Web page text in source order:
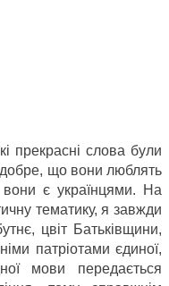
прекрасні слова були
що вони люблять
є українцями. На
тематику, я завжди
цвіт Батьківщини,
патріотами єдиної,
мови передається